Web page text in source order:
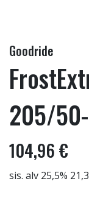
Goodride
205/
104,96 €
sis. alv 25,5%